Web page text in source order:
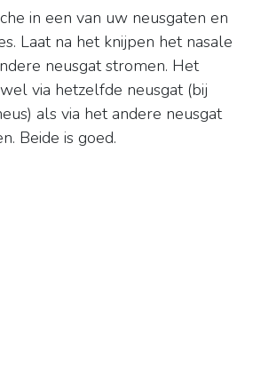
in een van uw neusgaten en
Laat na het knijpen het nasale
neusgat stromen. Het
via hetzelfde neusgat (bij
als via het andere neusgat
Beide is goed.